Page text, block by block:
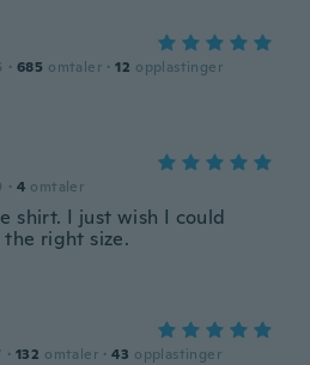
· 685 omtaler · 12 opplastinger
· 4 omtaler
shirt. I just wish I could
right size.
· 132 omtaler · 43 opplastinger